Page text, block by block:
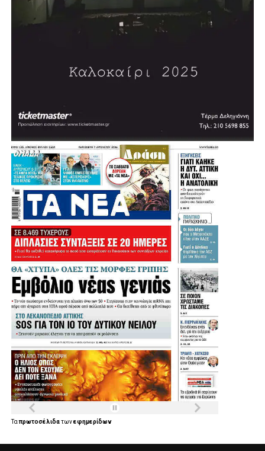
Ταπρωτοσέλιδατωνεφημερίδων